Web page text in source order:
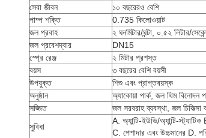
সেবা জীবন
১০ বছরেরও বেশি
পাম্প শক্তি
0.735 কিলোওয়াট
জল প্রবাহ
২ ঘনমিটার/ঘন্টা, ০.৫২ লিটার/
জল প্রবেশদ্বার
DN15
স্প্রে রেঞ্জ
২ মিটার প্রশস্ত
বয়স
৩ বছরের বেশি বয়সী
উপযুক্ত
শিশু এবং প্রাপ্তবয়স্ক
অনুষ্ঠান
অ্যাকোয়া পার্ক, জল থিম বিনোদন
সজ্জিত
জল সরবরাহ ব্যবস্থা, জল চিকিত্সা
সুবিধা
A. অ্যান্টি-ইউভি/অ্যান্টি-
C. পেশাদার এবং উচ্চমানের D.